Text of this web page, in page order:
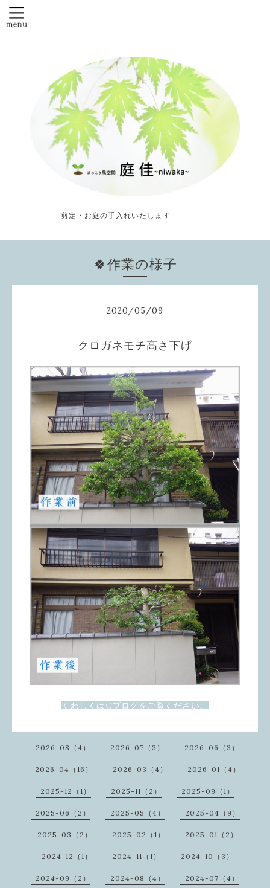
剪定・お庭の手入れいたします
🍀作業の様子
2020/05/09
クロガネモチ高さ下げ
くわしくは👆ブログをご覧ください。
2026-08（4） 2026-07（3） 2026-06（3）
2026-04（16） 2026-03（4） 2026-01（4）
2025-12（1） 2025-11（2） 2025-09（1）
2025-06（2） 2025-05（4） 2025-04（9）
2025-03（2） 2025-02（1） 2025-01（2）
2024-12（1） 2024-11（1） 2024-10（3）
2024-09（2） 2024-08（4） 2024-07（4）